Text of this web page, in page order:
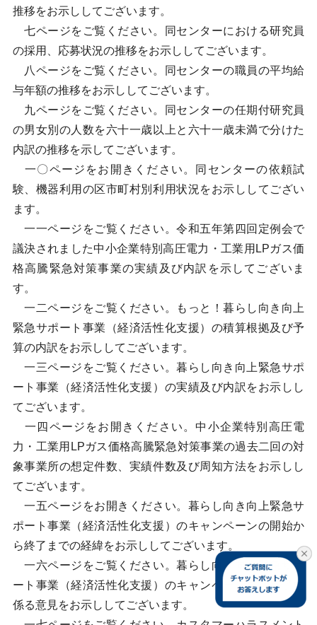
推移をお示ししてございます。
七ページをご覧ください。同センターにおける研究員
の採用、応募状況の推移をお示ししてございます。
八ページをご覧ください。同センターの職員の平均給
与年額の推移をお示ししてございます。
九ページをご覧ください。同センターの任期付研究員
の男女別の人数を六十一歳以上と六十一歳未満で分けた
内訳の推移を示してございます。
一〇ページをお開きください。同センターの依頼試
験、機器利用の区市町村別利用状況をお示ししてござい
ます。
一一ページをご覧ください。令和五年第四回定例会で
議決されました中小企業特別高圧電力・工業用LPガス価
格高騰緊急対策事業の実績及び内訳を示してございま
す。
一二ページをご覧ください。もっと！暮らし向き向上
緊急サポート事業（経済活性化支援）の積算根拠及び予
算の内訳をお示ししてございます。
一三ページをご覧ください。暮らし向き向上緊急サポ
ート事業（経済活性化支援）の実績及び内訳をお示しし
てございます。
一四ページをお開きください。中小企業特別高圧電
力・工業用LPガス価格高騰緊急対策事業の過去二回の対
象事業所の想定件数、実績件数及び周知方法をお示しし
てございます。
一五ページをお開きください。暮らし向き向上緊急サ
ポート事業（経済活性化支援）のキャンペーンの開始か
ら終了までの経緯をお示ししてございます。
一六ページをご覧ください。暮らし向き向上緊急サポ
ート事業（経済活性化支援）のキャンペーン早期終了に
係る意見をお示ししてございます。